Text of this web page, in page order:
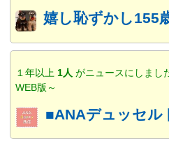
嬉し恥ずかし155
１年以上 1人 がニュースにしま
WEB版～
■ANAデュッセル